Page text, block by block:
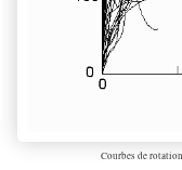
Courbes de